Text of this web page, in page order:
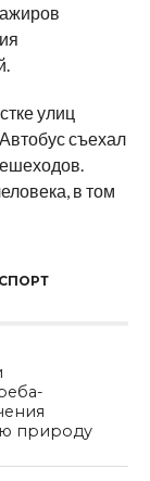
улиц
съехал
в том
природу